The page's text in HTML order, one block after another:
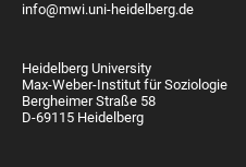
info@mwi.uni-heidelberg.de
Heidelberg University
Max-Weber-Institut für Soziologie
Bergheimer Straße 58
D-69115 Heidelberg